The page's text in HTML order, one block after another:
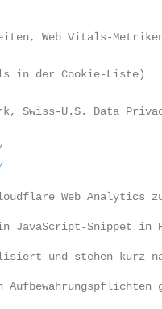
Web Vitals-
in der Cookie-Liste)
Swiss-U.S. Data
Web
Snippet in
und stehen kurz